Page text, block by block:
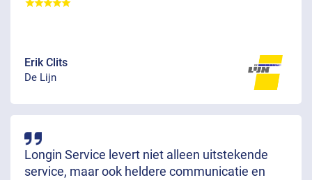
Erik Clits
De Lijn
Longin Service levert niet alleen uitstekende
service, maar ook heldere communicatie en